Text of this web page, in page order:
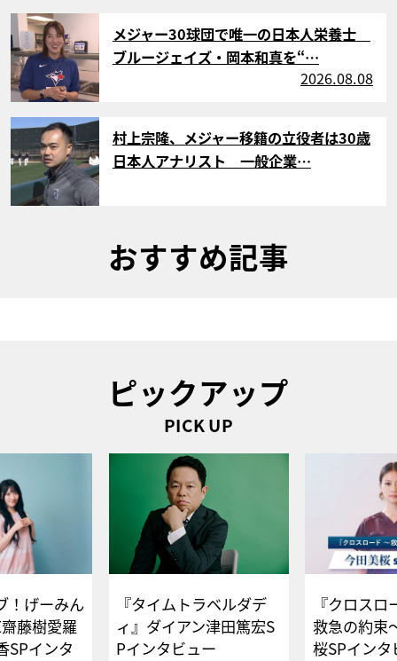
メジャー30球団で唯一の日本人栄養士
ブルージェイズ・岡本和真を“…
2026.08.08
サムネイル
村上宗隆、メジャー移籍の立役者は30歳
日本人アナリスト 一般企業…
おすすめ記事
ピックアップ
PICK UP
！げーみん
藤樹愛羅
SPインタ
『タイムトラベルダデ
ィ』ダイアン津田篤宏S
Pインタビュー
『クロス
救急の約束
桜SPイ